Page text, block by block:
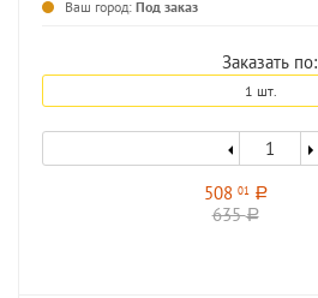
Ваш город: Под заказ
Заказать по:
1 шт.
508 01 a
635a